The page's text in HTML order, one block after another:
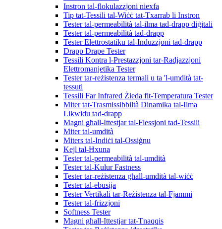
Instron tal-flokulazzjoni niexfa
Tip tat-Tessili tal-Wiċċ tat-Txarrab li Instron
Tester tal-permeabilità tal-ilma tad-drapp diġitali
Tester tal-permeabilità tad-drapp
Tester Elettrostatiku tal-Induzzjoni tad-drapp
Drapp Drape Tester
Tessili Kontra l-Prestazzjoni tar-Radjazzjoni
Elettromanjetika Tester
Tester tar-reżistenza termali u ta 'l-umdità tat-
tessuti
Tessili Far Infrared Żieda fit-Temperatura Tester
Miter tat-Trasmissibbiltà Dinamika tal-Ilma
Likwidu tad-drapp
Magni għall-Ittestjar tal-Flessjoni tad-Tessili
Miter tal-umdità
Miters tal-Indiċi tal-Ossiġnu
Kejl tal-Ħxuna
Tester tal-permeabilità tal-umdità
Tester tal-Kulur Fastness
Tester tar-reżistenza għall-umdità tal-wiċċ
Tester tal-ebusija
Tester Vertikali tar-Reżistenza tal-Fjammi
Tester tal-frizzjoni
Softness Tester
Magni għall-Ittestjar tat-Tnaqqis